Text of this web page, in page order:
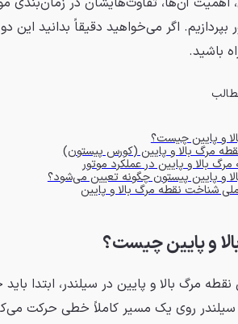
اگر می‌خواهید دقیقاً بدانید این
باشید.
و پایین چیست؟
مرگ بالا و پایین (کورس پیستون)
بالا و پایین در عملکرد موتور
و پایین پیستون چگونه تعیین می‌شود؟
شناخت نقطه مرگ بالا و پایین
و پایین چیست؟
مرگ بالا و پایین در سیلندر، ابتدا
روی یک مسیر کاملاً خطی حرکت